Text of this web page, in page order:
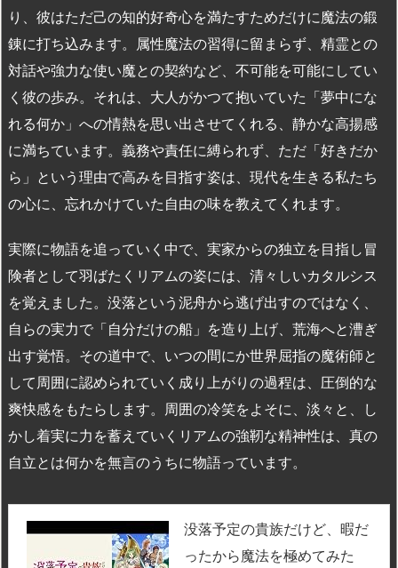
り、彼はただ己の知的好奇心を満たすためだけに魔法の鍛
錬に打ち込みます。属性魔法の習得に留まらず、精霊との
対話や強力な使い魔との契約など、不可能を可能にしてい
く彼の歩み。それは、大人がかつて抱いていた「夢中にな
れる何か」への情熱を思い出させてくれる、静かな高揚感
に満ちています。義務や責任に縛られず、ただ「好きだか
ら」という理由で高みを目指す姿は、現代を生きる私たち
の心に、忘れかけていた自由の味を教えてくれます。
実際に物語を追っていく中で、実家からの独立を目指し冒
険者として羽ばたくリアムの姿には、清々しいカタルシス
を覚えました。没落という泥舟から逃げ出すのではなく、
自らの実力で「自分だけの船」を造り上げ、荒海へと漕ぎ
出す覚悟。その道中で、いつの間にか世界屈指の魔術師と
して周囲に認められていく成り上がりの過程は、圧倒的な
爽快感をもたらします。周囲の冷笑をよそに、淡々と、し
かし着実に力を蓄えていくリアムの強靭な精神性は、真の
自立とは何かを無言のうちに物語っています。
没落予定の貴族だけど、暇だ
ったから魔法を極めてみた